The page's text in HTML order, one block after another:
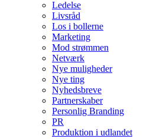
Ledelse
Livsråd
Los i bollerne
Marketing
Mod strømmen
Netværk
Nye muligheder
Nye ting
Nyhedsbreve
Partnerskaber
Personlig Branding
PR
Produktion i udlandet